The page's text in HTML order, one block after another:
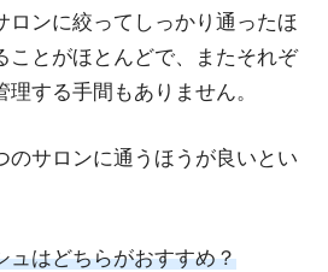
ロンに絞ってしっかり通ったほ
ことがほとんどで、またそれぞ
する手間もありません。
のサロンに通うほうが良いとい
ュはどちらがおすすめ？